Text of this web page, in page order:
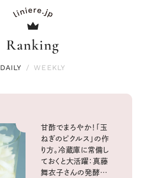
Ranking
DAILY / WEEKLY
甘酢でまろやか！「玉
ねぎのピクルス」の作
り方。冷蔵庫に常備し
ておくと大活躍：真藤
舞衣子さんの発酵と